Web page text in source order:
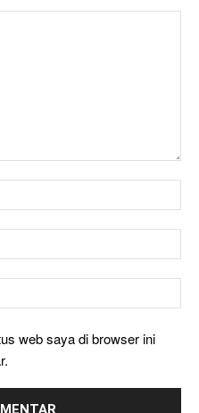
web saya di browser ini